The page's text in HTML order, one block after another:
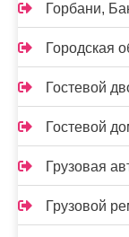
Горбани,
Городская
Гостевой
Гостевой
Грузовая
Грузовой